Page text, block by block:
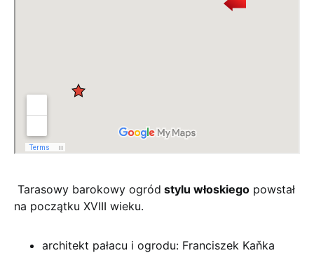
Tarasowy barokowy ogród stylu włoskiego powstał
na początku XVIII wieku.
architekt pałacu i ogrodu: Franciszek Kaňka